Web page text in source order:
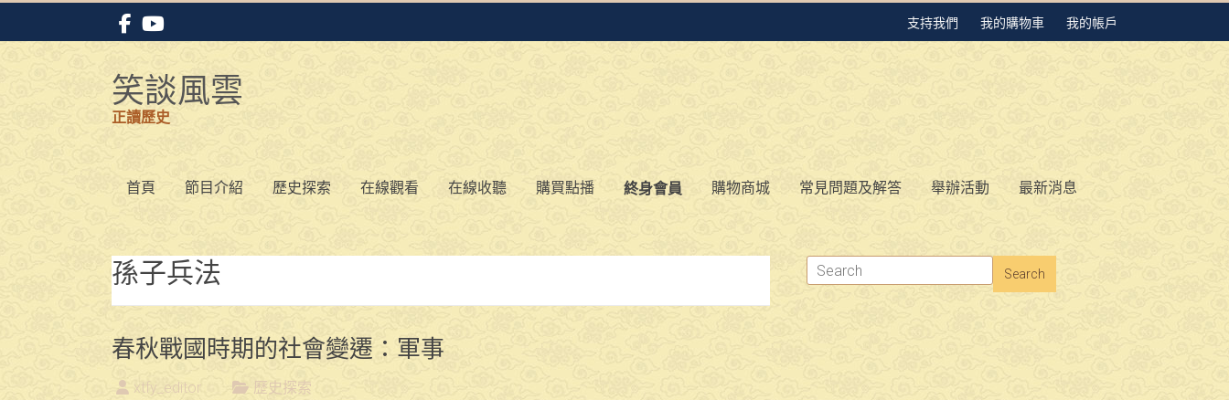
content
支持我們 我的購物車 我的帳戶
笑談風雲
正讀歷史
首頁 節目介紹 歷史探索 在線觀看 在線收聽 購買點播 終身會員 購物商城 常見問題及解答 舉辦活動 最新消息
孫子兵法
春秋戰國時期的社會變遷：軍事
xtfy_editor 歷史探索